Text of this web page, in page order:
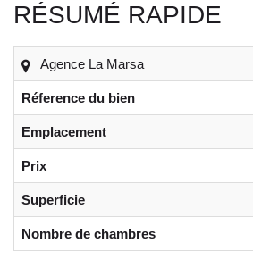
RÉSUMÉ RAPIDE
Agence La Marsa
Réference du bien
Emplacement
Prix
Superficie
Nombre de chambres